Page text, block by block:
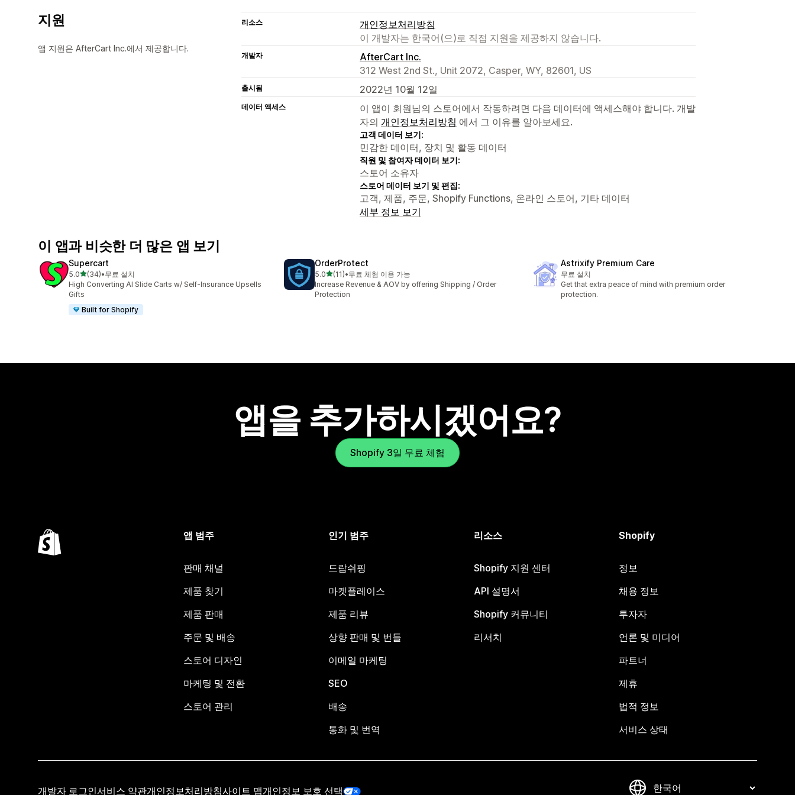
지원
앱 지원은 AfterCart Inc.에서 제공합니다.
리소스
개인정보처리방침
이 개발자는 한국어(으)로 직접 지원을 제공하지 않습니다.
개발자
AfterCart Inc.
312 West 2nd St., Unit 2072, Casper, WY, 82601, US
출시됨 2022년 10월 12일
데이터 액세스
이 앱이 회원님의 스토어에서 작동하려면 다음 데이터에 액세스해야 합니다. 개발
자의 개인정보처리방침 에서 그 이유를 알아보세요.
고객 데이터 보기:
민감한 데이터, 장치 및 활동 데이터
직원 및 참여자 데이터 보기:
스토어 소유자
스토어 데이터 보기 및 편집:
고객, 제품, 주문, Shopify Functions, 온라인 스토어, 기타 데이터
세부 정보 보기
이 앱과 비슷한 더 많은 앱 보기
Supercart
5.0별 5개 중
(34)
총 리뷰 34개
•무료 설치
High Converting AI Slide Carts w/ Self-Insurance Upsells
Gifts
Built for Shopify
OrderProtect
5.0별 5개 중
(11)
총 리뷰 11개
•무료 체험 이용 가능
Increase Revenue & AOV by offering Shipping / Order
Protection
Astrixify Premium Care
무료 설치
Get that extra peace of mind with premium order
protection.
앱을 추가하시겠어요?
Shopify 3일 무료 체험
앱 범주
판매 채널
제품 찾기
제품 판매
주문 및 배송
스토어 디자인
마케팅 및 전환
스토어 관리
인기 범주
드랍쉬핑
마켓플레이스
제품 리뷰
상향 판매 및 번들
이메일 마케팅
SEO
배송
통화 및 번역
리소스
Shopify 지원 센터
API 설명서
Shopify 커뮤니티
리서치
Shopify
정보
채용 정보
투자자
언론 및 미디어
파트너
제휴
법적 정보
서비스 상태
개발자 로그인서비스 약관개인정보처리방침사이트 맵개인정보 보호 선택